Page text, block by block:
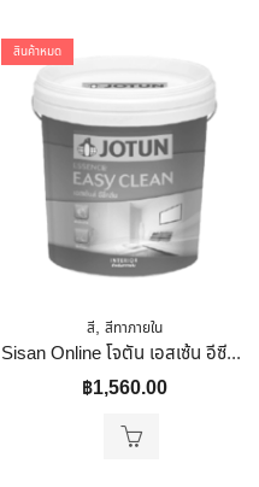
สินค้าหมด
สี, สีทาภายใน
Sisan Online โจตัน เอสเซ้น อีซีคลีน แมท เบส AA 9 ลิตร # 8443 เบอร์ 8443 (TOA) เบอร์ 8443 (TOA) 15 กก.
฿1,560.00